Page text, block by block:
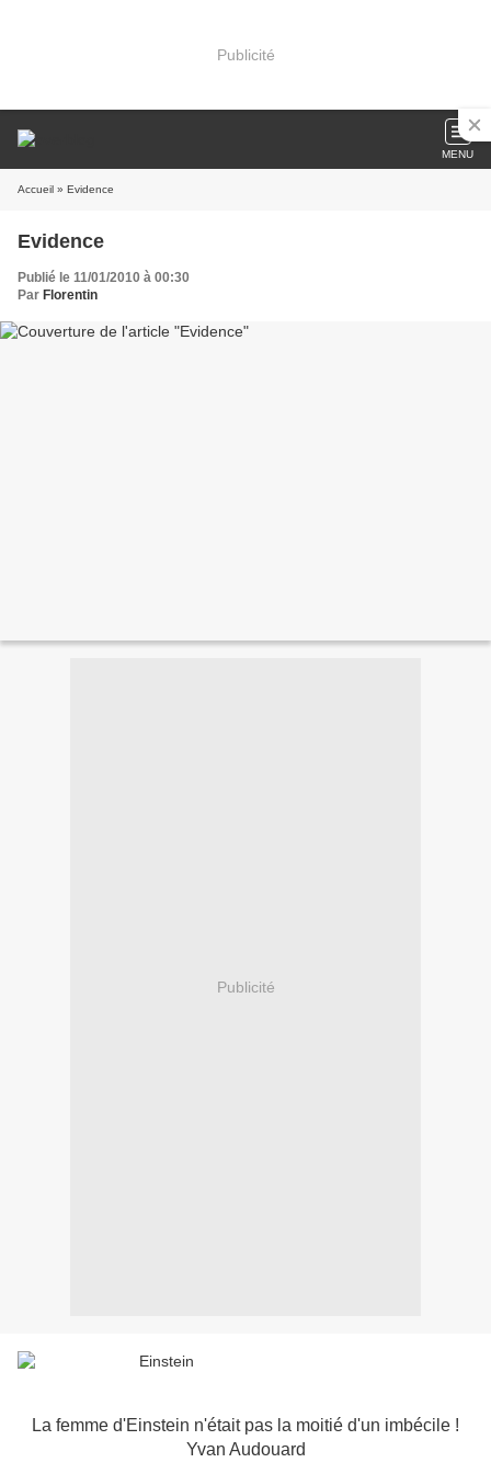
Publicité
MENU
Accueil » Evidence
Evidence
Publié le 11/01/2010 à 00:30
Par Florentin
Publicité
La femme d'Einstein n'était pas la moitié d'un imbécile !
Yvan Audouard